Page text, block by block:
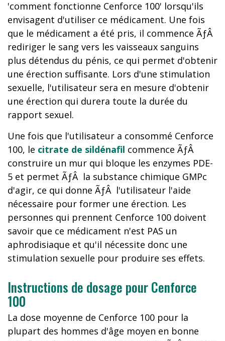
'comment fonctionne Cenforce 100' lorsqu'ils
envisagent d'utiliser ce médicament. Une fois
que le médicament a été pris, il commence ÃƒÂ
rediriger le sang vers les vaisseaux sanguins
plus détendus du pénis, ce qui permet d'obtenir
une érection suffisante. Lors d'une stimulation
sexuelle, l'utilisateur sera en mesure d'obtenir
une érection qui durera toute la durée du
rapport sexuel.
Une fois que l'utilisateur a consommé Cenforce
100, le citrate de sildénafil commence ÃƒÂ
construire un mur qui bloque les enzymes PDE-
5 et permet ÃƒÂ la substance chimique GMPc
d'agir, ce qui donne ÃƒÂ l'utilisateur l'aide
nécessaire pour former une érection. Les
personnes qui prennent Cenforce 100 doivent
savoir que ce médicament n'est PAS un
aphrodisiaque et qu'il nécessite donc une
stimulation sexuelle pour produire ses effets.
Instructions de dosage pour Cenforce
100
La dose moyenne de Cenforce 100 pour la
plupart des hommes d'âge moyen en bonne